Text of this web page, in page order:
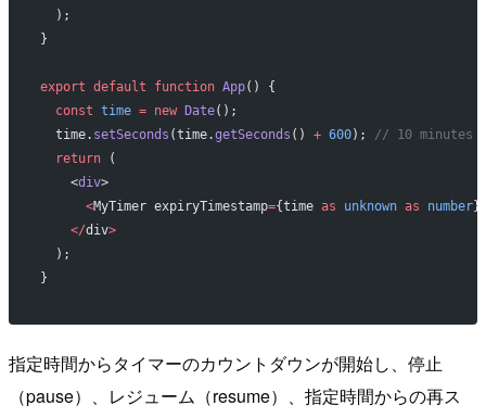
  );
}
export default function App() {
  const
time = new Date();
  time.
setSeconds (time.getSeconds () + 600);
// 10 minutes
  return
(
    <
div>
      <
MyTimer expiryTimestamp={time as unknown as number
    </
div>
  );
}
指定時間からタイマーのカウントダウンが開始し、停止
（pause）、レジューム（resume）、指定時間からの再ス